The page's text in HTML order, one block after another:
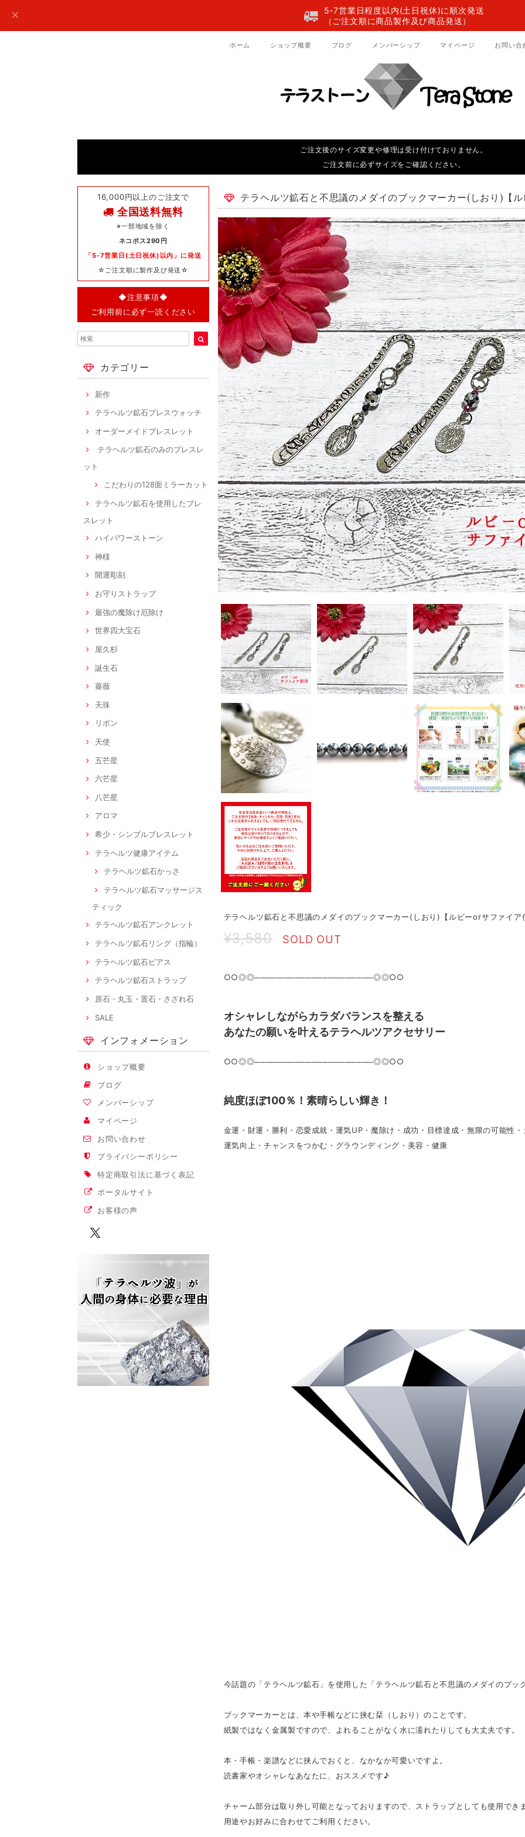
5-7営業日程度以内(土日祝休)に順次発送
（ご注文順に商品製作及び商品発送）
ホーム ショップ概要 ブログ メンバーシップ マイページ お問い合
ご注文後のサイズ変更や修理は受け付けておりません。
ご注文前に必ずサイズをご確認ください。
16,000円以上のご注文で
全国送料無料
※一部地域を除く
ネコポス290円
「5-7営業日(土日祝休)以内」に発送
☆ご注文順に製作及び発送☆
◆注意事項◆
ご利用前に必ず一読ください
カテゴリー
新作
テラヘルツ鉱石ブレスウォッチ
オーダーメイドブレスレット
テラヘルツ鉱石のみのブレスレ
ット
こだわりの128面ミラーカット
テラヘルツ鉱石を使用したブレ
スレット
ハイパワーストーン
神様
開運彫刻
お守りストラップ
最強の魔除け厄除け
世界四大宝石
屋久杉
誕生石
薔薇
天珠
リボン
天使
五芒星
六芒星
八芒星
アロマ
希少・シンプルブレスレット
テラヘルツ健康アイテム
テラヘルツ鉱石かっさ
テラヘルツ鉱石マッサージス
ティック
テラヘルツ鉱石アンクレット
テラヘルツ鉱石リング（指輪）
テラヘルツ鉱石ピアス
テラヘルツ鉱石ストラップ
原石・丸玉・置石・さざれ石
SALE
インフォメーション
ショップ概要
ブログ
メンバーシップ
マイページ
お問い合わせ
プライバシーポリシー
特定商取引法に基づく表記
ポータルサイト
お客様の声
テラヘルツ鉱石と不思議のメダイのブックマーカー(しおり)【
テラヘルツ鉱石と不思議のメダイのブックマーカー(しおり)【ルビーorサファイア
¥3,580 SOLD OUT
○○◎◎─────────────────────◎◎○○
オシャレしながらカラダバランスを整える
あなたの願いを叶えるテラヘルツアクセサリー
○○◎◎─────────────────────◎◎○○
純度ほぼ100％！素晴らしい輝き！
金運・財運・勝利・恋愛成就・運気UP・魔除け・成功・目標達成・無限の可能性
運気向上・チャンスをつかむ・グラウンディング・美容・健康
今話題の「テラヘルツ鉱石」を使用した「テラヘルツ鉱石と不思議のメダイのブッ
ブックマーカーとは、本や手帳などに挟む栞（しおり）のことです。
紙製ではなく金属製ですので、よれることがなく水に濡れたりしても大丈夫です。
本・手帳・楽譜などに挟んでおくと、なかなか可愛いですよ。
読書家やオシャレなあなたに、おススメです♪
チャーム部分は取り外し可能となっておりますので、ストラップとしても使用でき
用途やお好みに合わせてご利用ください。